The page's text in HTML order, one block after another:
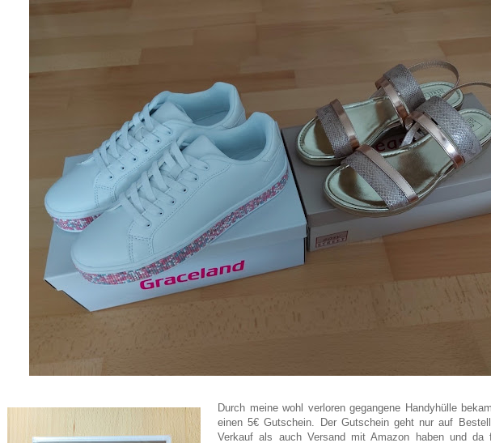
Durch meine wohl verloren gegangene Handyhülle
einen 5€ Gutschein.
Der Gutschein geht nur auf
Verkauf als auch Versand mit Amazon haben und